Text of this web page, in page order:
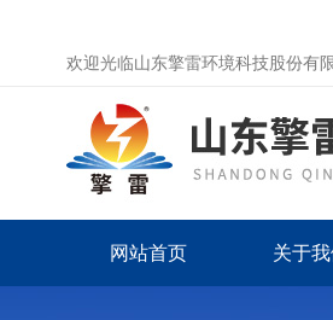
欢迎光临山东擎雷环境科技股份有
网站首页 关于